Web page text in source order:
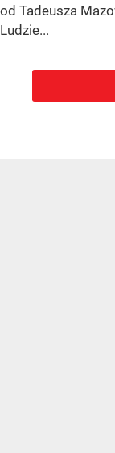
od Tadeusza
Ludzie...